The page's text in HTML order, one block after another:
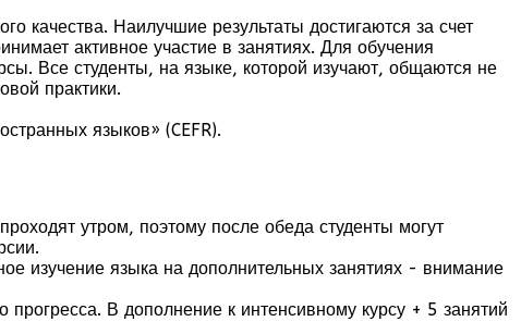
качества. Наилучшие результаты достигаются за счет
активное участие в занятиях. Для обучения
Все студенты, на языке, которой изучают, общаются не
практики.
языков» (CEFR).
утром, поэтому после обеда студенты могут
изучение языка на дополнительных занятиях - внимание
В дополнение к интенсивному курсу + 5 занятий